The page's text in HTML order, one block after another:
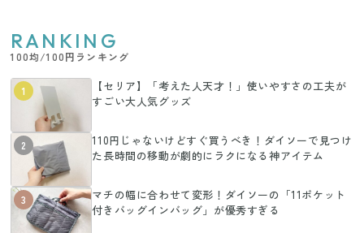
RANKING
100均/100円ランキング
1
【セリア】「考えた人天才！」使いやすさの工夫が
すごい大人気グッズ
2
110円じゃないけどすぐ買うべき！ダイソーで見つけ
た長時間の移動が劇的にラクになる神アイテム
3
マチの幅に合わせて変形！ダイソーの「11ポケット
付きバッグインバッグ」が優秀すぎる